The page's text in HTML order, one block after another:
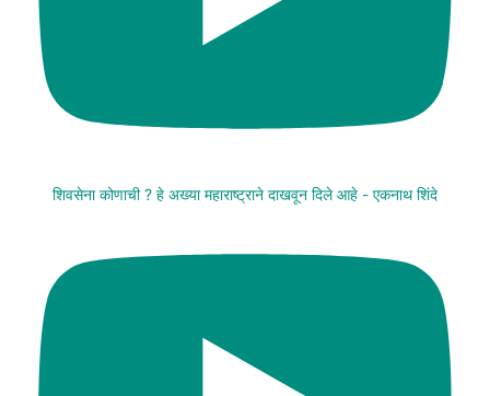
शिवसेना कोणाची ? हे अख्या महाराष्ट्राने दाखवून दिले आहे - एकनाथ शिंदे